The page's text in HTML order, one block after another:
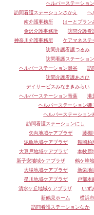
ヘルパーステーショ
訪問看護ステーションさかえ
ヘ
南介護事務所
はーとプラン
金沢介護事務所
訪問介護看
神奈川介護事務所
ケアマネステ
訪問介護看護つるみ
訪問看護ステーショ
ヘルパーステーション瀬谷
訪
訪問介護看護あさひ
デイサービスみなまきみらい
ヘルパーステーション青葉
港
ヘルパーステーション磯
ヘルパーステーション
訪問看護ステーションにし
矢向地域ケアプラザ
藤棚
泥亀地域ケアプラザ
舞岡柏
大豆戸地域ケアプラザ
本牧原
新子安地域ケアプラザ
鶴ケ峰
大場地域ケアプラザ
新栄地
星川地域ケアプラザ
戸部本
清水ケ丘地域ケアプラザ
いず
新鶴見ホーム
横浜
訪問看護ステーションなか